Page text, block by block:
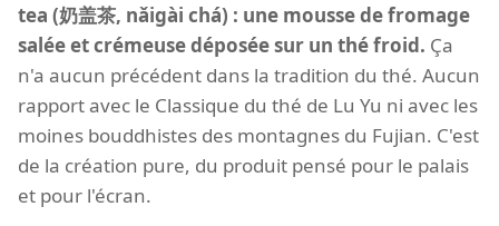
tea (奶盖茶, nǎigài chá) : une mousse de fromage
salée et crémeuse déposée sur un thé froid. Ça
n'a aucun précédent dans la tradition du thé. Aucun
rapport avec le Classique du thé de Lu Yu ni avec les
moines bouddhistes des montagnes du Fujian. C'est
de la création pure, du produit pensé pour le palais
et pour l'écran.